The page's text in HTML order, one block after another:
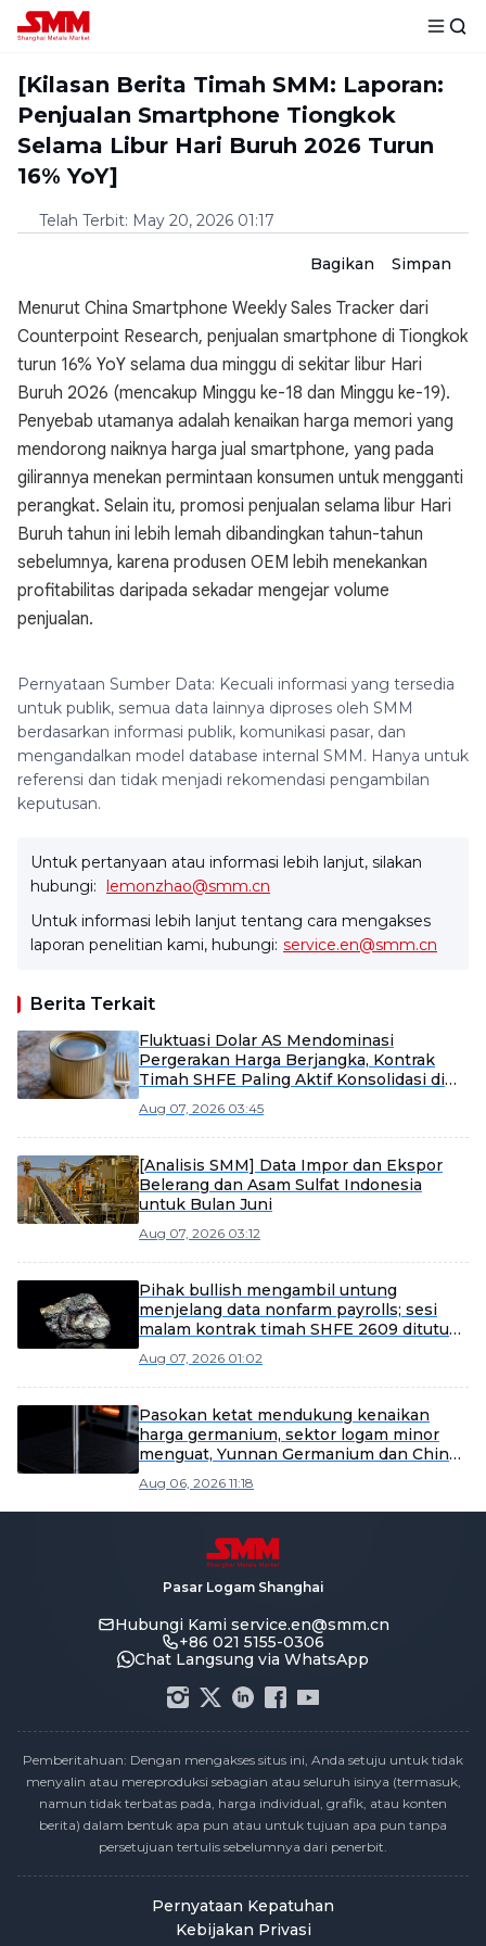
[Kilasan Berita Timah SMM: Laporan:
Penjualan Smartphone Tiongkok
Selama Libur Hari Buruh 2026 Turun
16% YoY]
Telah Terbit: May 20, 2026 01:17
Bagikan Simpan
Menurut China Smartphone Weekly Sales Tracker dari
Counterpoint Research, penjualan smartphone di Tiongkok
turun 16% YoY selama dua minggu di sekitar libur Hari
Buruh 2026 (mencakup Minggu ke-18 dan Minggu ke-19).
Penyebab utamanya adalah kenaikan harga memori yang
mendorong naiknya harga jual smartphone, yang pada
gilirannya menekan permintaan konsumen untuk mengganti
perangkat. Selain itu, promosi penjualan selama libur Hari
Buruh tahun ini lebih lemah dibandingkan tahun-tahun
sebelumnya, karena produsen OEM lebih menekankan
profitabilitas daripada sekadar mengejar volume
penjualan.
Pernyataan Sumber Data: Kecuali informasi yang tersedia
untuk publik, semua data lainnya diproses oleh SMM
berdasarkan informasi publik, komunikasi pasar, dan
mengandalkan model database internal SMM. Hanya untuk
referensi dan tidak menjadi rekomendasi pengambilan
keputusan.
Untuk pertanyaan atau informasi lebih lanjut, silakan
hubungi: lemonzhao@smm.cn
Untuk informasi lebih lanjut tentang cara mengakses
laporan penelitian kami, hubungi: service.en@smm.cn
Berita Terkait
Fluktuasi Dolar AS Mendominasi
Pergerakan Harga Berjangka, Kontrak
Timah SHFE Paling Aktif Konsolidasi di
Aug 07, 2026 03:45
[Analisis SMM] Data Impor dan Ekspor
Belerang dan Asam Sulfat Indonesia
untuk Bulan Juni
Aug 07, 2026 03:12
Pihak bullish mengambil untung
menjelang data nonfarm payrolls; sesi
malam kontrak timah SHFE 2609 ditutup
Timah SMM]
Aug 07, 2026 01:02
Pasokan ketat mendukung kenaikan
harga germanium, sektor logam minor
menguat, Yunnan Germanium dan China
kenaikan [SMM Flash]
Aug 06, 2026 11:18
Pasar Logam Shanghai
Hubungi Kami service.en@smm.cn
+86 021 5155-0306
Chat Langsung via WhatsApp
Pemberitahuan: Dengan mengakses situs ini, Anda setuju untuk tidak
menyalin atau mereproduksi sebagian atau seluruh isinya (termasuk,
namun tidak terbatas pada, harga individual, grafik, atau konten
berita) dalam bentuk apa pun atau untuk tujuan apa pun tanpa
persetujuan tertulis sebelumnya dari penerbit.
Pernyataan Kepatuhan
Kebijakan Privasi